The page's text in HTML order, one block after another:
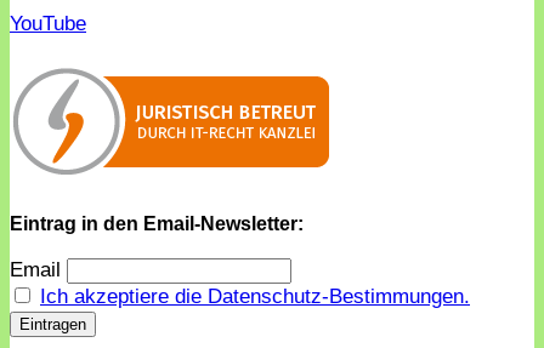
YouTube
Eintrag in den Email-Newsletter:
Email
Ich akzeptiere die Datenschutz-Bestimmungen.